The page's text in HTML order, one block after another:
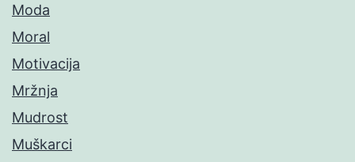
Moda
Moral
Motivacija
Mržnja
Mudrost
Muškarci